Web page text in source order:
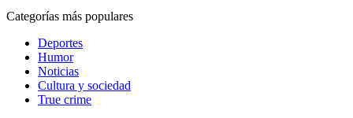
Categorías más populares
Deportes
Humor
Noticias
Cultura y sociedad
True crime